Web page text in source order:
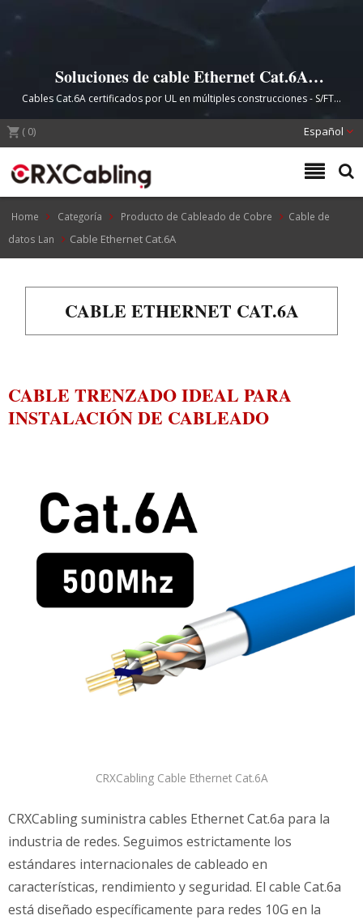
Soluciones de cable Ethernet Cat.6A
profesionales para infraestructura de red
de alta velocidad
Cables Cat.6A certificados por UL en múltiples construcciones - S/FTP,
FTP, U/UTP - Soportando aplicaciones de red de 10G
( 0) Español
Home Categoría Producto de Cableado de Cobre
Cable de
datos Lan
Cable Ethernet Cat.6A
CABLE ETHERNET CAT.6A
CABLE TRENZADO IDEAL PARA
INSTALACIÓN DE CABLEADO
CRXCabling Cable Ethernet Cat.6A
CRXCabling suministra cables Ethernet Cat.6a para la
industria de redes. Seguimos estrictamente los
estándares internacionales de cableado en
características, rendimiento y seguridad. El cable Cat.6a
está diseñado específicamente para redes 10G en la